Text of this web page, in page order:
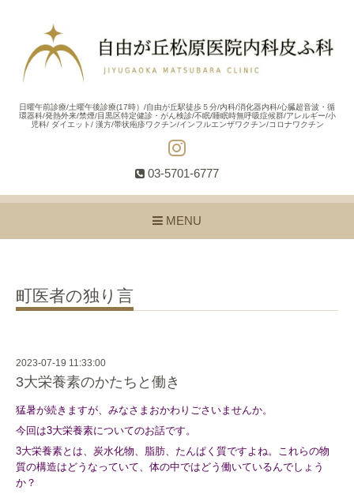
日曜午前診療/土曜午後診療(17時）/自由が丘駅徒歩５分/内科/消化器内科/心臓超音波・循
環器科/発熱外来/禁煙/目黒区特定健診・がん検診/不眠/睡眠時無呼吸症候群/アレルギー/小
児科/ ダイエット/ 漢方/帯状疱疹ワクチン/インフルエンザワクチン/コロナワクチン
03-5701-6777
MENU
町医者の独り言
2023-07-19 11:33:00
3大栄養素のかたちと働き
猛暑が続きますが、みなさまおかわりごさいませんか。
今回は3大栄養素についてのお話です。
3大栄養素とは、炭水化物、脂肪、たんぱく質ですよね。
これらの物
質の構造はどうなっていて、 体の中ではどう働いているんでしょう
か？